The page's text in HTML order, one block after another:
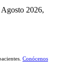
2026,
Conócenos